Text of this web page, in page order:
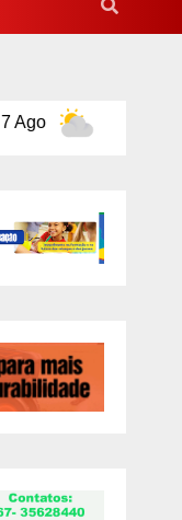
31°C